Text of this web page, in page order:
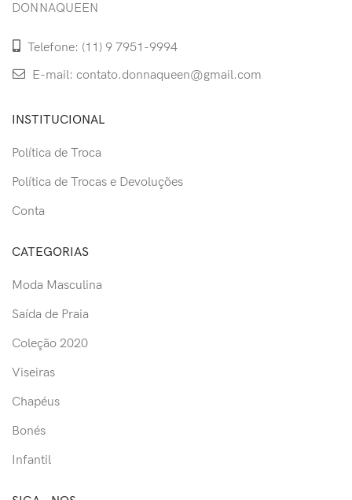
DONNAQUEEN
Telefone: (11) 9 7951-9994
E-mail: contato.donnaqueen@gmail.com
INSTITUCIONAL
Política de Troca
Política de Trocas e Devoluções
Conta
CATEGORIAS
Moda Masculina
Saída de Praia
Coleção 2020
Viseiras
Chapéus
Bonés
Infantil